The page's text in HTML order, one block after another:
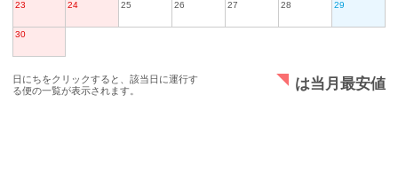
23 24 25 26 27 28 29
30
日にちをクリックすると、該当日に運行す
る便の一覧が表示されます。
は当月最安値